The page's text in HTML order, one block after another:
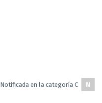
Notificada en la categoría C N